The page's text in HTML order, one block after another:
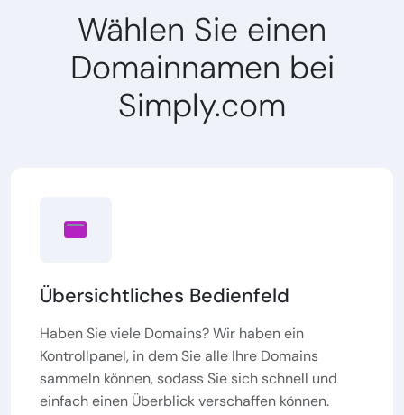
Wählen Sie einen
Domainnamen bei
Simply.com
Übersichtliches Bedienfeld
Haben Sie viele Domains? Wir haben ein
Kontrollpanel, in dem Sie alle Ihre Domains
sammeln können, sodass Sie sich schnell und
einfach einen Überblick verschaffen können.